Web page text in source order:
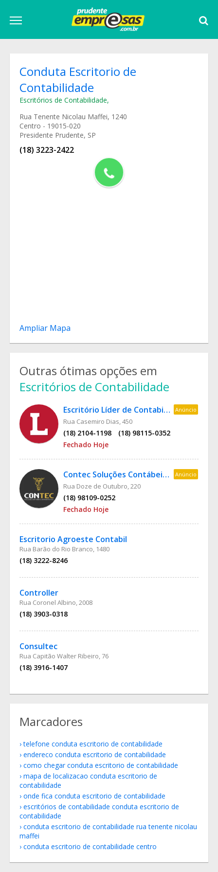
Conduta Escritorio de
Contabilidade
Escritórios de Contabilidade,
Rua Tenente Nicolau Maffei, 1240
Centro - 19015-020
Presidente Prudente, SP
(18) 3223-2422
Ampliar Mapa
Outras ótimas opções em
Escritórios de Contabilidade
Escritório Líder de Contabilidade Anúncio
Rua Casemiro Dias, 450
(18) 2104-1198
(18) 98115-0352
Fechado Hoje
Contec Soluções Contábeis e Administrativas Anúncio
Rua Doze de Outubro, 220
(18) 98109-0252
Fechado Hoje
Escritorio Agroeste Contabil
Rua Barão do Rio Branco, 1480
(18) 3222-8246
Controller
Rua Coronel Albino, 2008
(18) 3903-0318
Consultec
Rua Capitão Walter Ribeiro, 76
(18) 3916-1407
Marcadores
telefone conduta escritorio de contabilidade
endereco conduta escritorio de contabilidade
como chegar conduta escritorio de contabilidade
mapa de localizacao conduta escritorio de
contabilidade
onde fica conduta escritorio de contabilidade
escritórios de contabilidade conduta escritorio de
contabilidade
conduta escritorio de contabilidade rua tenente nicolau
maffei
conduta escritorio de contabilidade centro